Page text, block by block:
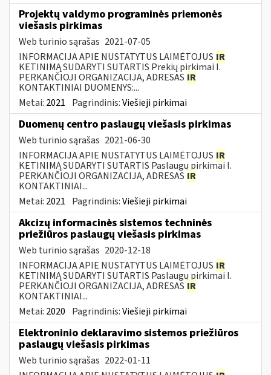
Projektų valdymo programinės priemonės
viešasis pirkimas
Web turinio sąrašas 2021-07-05
INFORMACIJA APIE NUSTATYTUS LAIMĖTOJUS IR
KETINIMĄ SUDARYTI SUTARTIS Prekių pirkimai I.
PERKANČIOJI ORGANIZACIJA, ADRESAS IR
KONTAKTINIAI DUOMENYS:...
Metai: 2021 Pagrindinis:Viešieji pirkimai
Duomenų centro paslaugų viešasis pirkimas
Web turinio sąrašas 2021-06-30
INFORMACIJA APIE NUSTATYTUS LAIMĖTOJUS IR
KETINIMĄ SUDARYTI SUTARTIS Paslaugų pirkimai I.
PERKANČIOJI ORGANIZACIJA, ADRESAS IR
KONTAKTINIAI...
Metai: 2021 Pagrindinis:Viešieji pirkimai
Akcizų informacinės sistemos techninės
priežiūros paslaugų viešasis pirkimas
Web turinio sąrašas 2020-12-18
INFORMACIJA APIE NUSTATYTUS LAIMĖTOJUS IR
KETINIMĄ SUDARYTI SUTARTIS Paslaugų pirkimai I.
PERKANČIOJI ORGANIZACIJA, ADRESAS IR
KONTAKTINIAI...
Metai: 2020 Pagrindinis:Viešieji pirkimai
Elektroninio deklaravimo sistemos priežiūros
paslaugų viešasis pirkimas
Web turinio sąrašas 2022-01-11